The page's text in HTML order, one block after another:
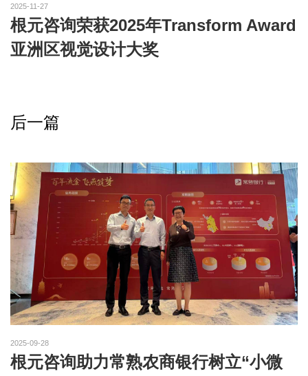
2025-11-27
根元咨询荣获2025年Transform Award
亚洲区视觉设计大奖
后一篇
2025-09-28
根元咨询助力常熟农商银行树立“小微